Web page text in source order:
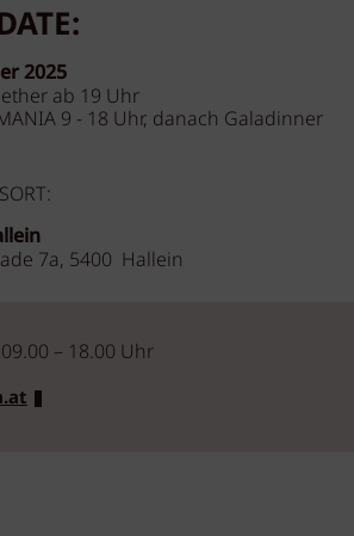
2025
ab 19 Uhr
9 - 18 Uhr, danach Galadinner
7a, 5400 Hallein
– 18.00 Uhr